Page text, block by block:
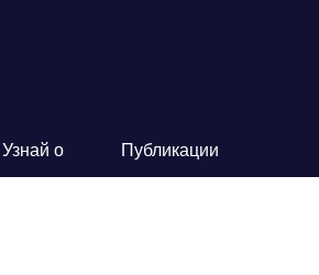
Узнай о Публикации